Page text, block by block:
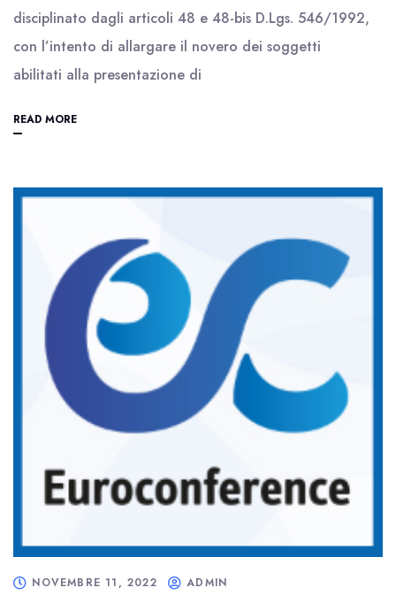
disciplinato dagli articoli 48 e 48-bis D.Lgs. 546/1992,
con l’intento di allargare il novero dei soggetti
abilitati alla presentazione di
READ MORE
NOVEMBRE 11, 2022 ADMIN